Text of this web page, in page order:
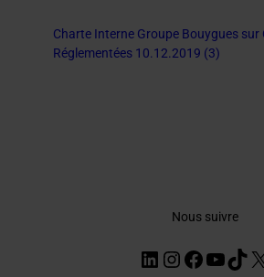
Charte Interne Groupe Bouygues sur
Réglementées 10.12.2019 (3)
Nous suivre
LinkedIn
InstagramX